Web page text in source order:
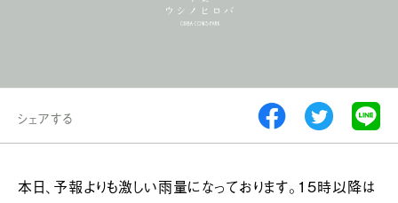
シェアする
本日、予報よりも激しい雨量になっております。15時以降は